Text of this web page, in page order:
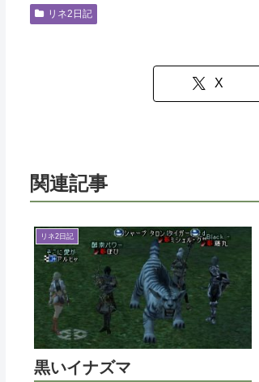
リネ2日記
X
関連記事
リネ2日記
黒いイナズマ